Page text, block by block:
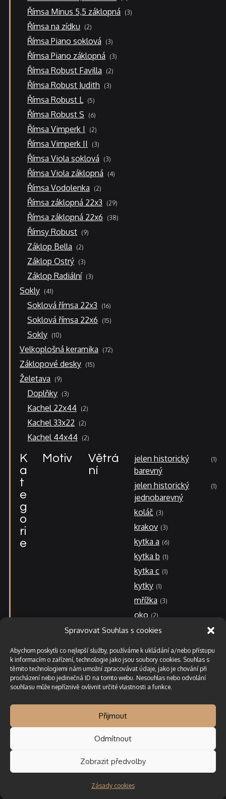
Spravovat Souhlas s cookies
Abychom poskytli co nejlepší služby, používáme k ukládání a/nebo přístupu
k informacím o zařízení, technologie jako jsou soubory cookies. Souhlas s
těmito technologiemi nám umožní zpracovávat údaje, jako je chování při
procházení nebo jedinečná ID na tomto webu. Nesouhlas nebo odvolání
souhlasu může nepříznivě ovlivnit určité vlastnosti a funkce.
Přijmout
Odmítnout
Zobrazit předvolby
Zásady cookies
K
a
t
e
g
o
ri
e
produktů
Římsa Minus 5,5 záklopná 33
produkty
Římsa na zídku 22
produkty
Římsa Piano soklová 33
produkty
Římsa Piano záklopná 33
produkty
Římsa Robust Favilla 22
produkty
Římsa Robust Judith 33
produkty
Římsa Robust L 55
produktů
Římsa Robust S 66
produktů
Římsa Vimperk I 22
produkty
Římsa Vimperk II 33
produkty
Římsa Viola soklová 33
produkty
Římsa Viola záklopná 44
produkty
Římsa Vodolenka 22
produkty
Římsa záklopná 22x3 2929
produktů
Římsa záklopná 22x6 3838
produktů
Římsy Robust 99
produktů
Záklop Bella 22
produkty
Záklop Ostrý 33
produkty
Záklop Radiální 33
produkty
Sokly 4141
produktů
Soklová římsa 22x3 1616
produktů
Soklová římsa 22x6 1515
produktů
Sokly 1010
produktů
Velkoplošná keramika 7272
produktů
Záklopové desky 1515
produktů
Želetava 99
produktů
Doplňky 33
produkty
Kachel 22x44 22
produkty
Kachel 33x22 22
produkty
Kachel 44x44 22
produkty
Motiv
Větrá
ní
jelen historický
barevný
1
jelen historický
jednobarevný
1
koláč 3
krakov 3
kytka a 6
kytka b 1
kytka c 1
kytky 1
mřížka 3
oko 2
páv 11
piky 3
piškoty
plameny 1
plot 5
stopa
stopa velká